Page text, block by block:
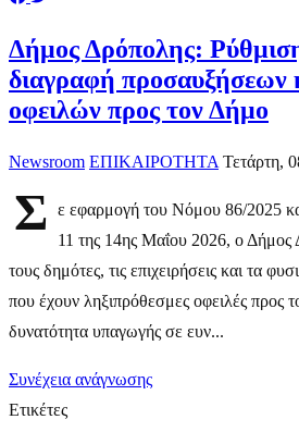
Δήμος Δρόπολης:
διαγραφή προσαυξήσεων
οφειλών προς τον Δήμο
Newsroom ΕΠΙΚΑΙΡΟΤΗΤΑ Τετάρτη,
Σ
ε εφαρμογή του Νόμου 86/2025
11 της 14ης Μαΐου 2026, ο Δήμος
τους δημότες, τις επιχειρήσεις και τα
που έχουν ληξιπρόθεσμες οφειλές προς
δυνατότητα υπαγωγής σε ευν...
Συνέχεια ανάγνωσης
Ετικέτες